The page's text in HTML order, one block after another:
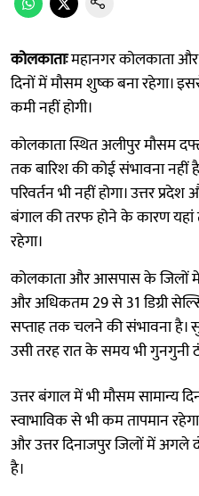
कोलकाताःमहानगर कोलकाता
दिनों में मौसम शुष्क बना रहेगा।
कमी नहीं होगी।
कोलकाता स्थित अलीपुर मौसम
तक बारिश की कोई संभावना नहीं
परिवर्तन भी नहीं होगा। उत्तर
बंगाल की तरफ होने के कारण यहां
रहेगा।
कोलकाता और आसपास के जिलों में
और अधिकतम 29 से 31 डिग्री
सप्ताह तक चलने की संभावना है।
उसी तरह रात के समय भी गुनगुनी
उत्तर बंगाल में भी मौसम सामान्य
स्वाभाविक से भी कम तापमान
और उत्तर दिनाजपुर जिलों में अगले
है।